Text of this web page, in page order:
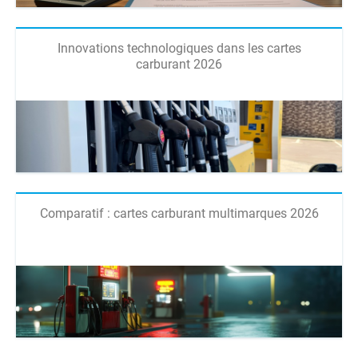
Innovations technologiques dans les cartes
carburant 2026
Comparatif : cartes carburant multimarques 2026